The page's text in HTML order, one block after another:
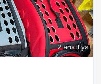
2 ans Il ya